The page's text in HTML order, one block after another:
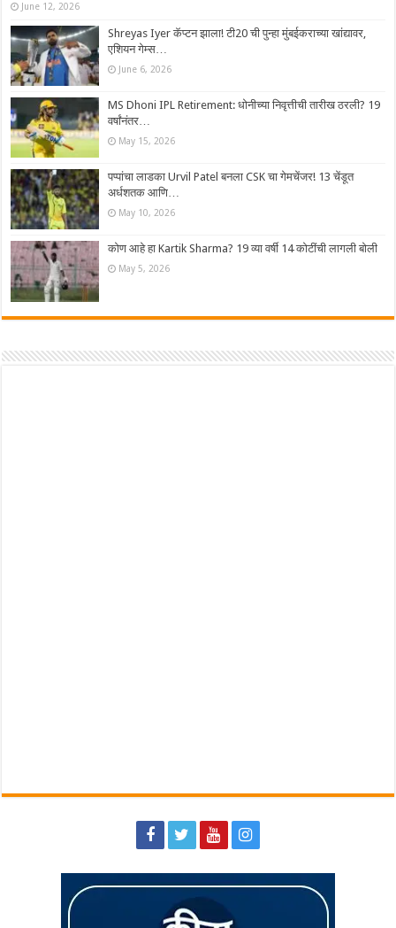
June 12, 2026
Shreyas Iyer कॅप्टन झाला! टी20 ची पुन्हा मुंबईकराच्या खांद्यावर,
एशियन गेम्स…
June 6, 2026
MS Dhoni IPL Retirement: धोनीच्या निवृत्तीची तारीख ठरली? 19
वर्षांनंतर…
May 15, 2026
पप्पांचा लाडका Urvil Patel बनला CSK चा गेमचेंजर! 13 चेंडूत
अर्धशतक आणि…
May 10, 2026
कोण आहे हा Kartik Sharma? 19 व्या वर्षी 14 कोटींची लागली बोली
May 5, 2026